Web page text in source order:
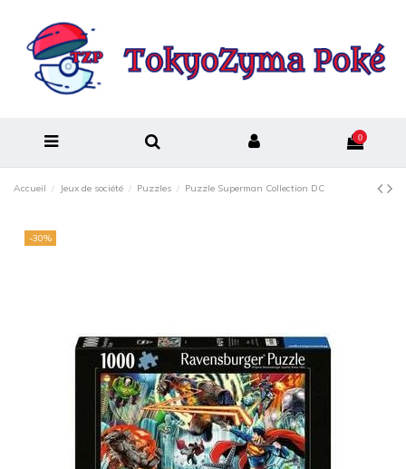
0
Accueil Jeux de société Puzzles Puzzle Superman Collection DC
-30%